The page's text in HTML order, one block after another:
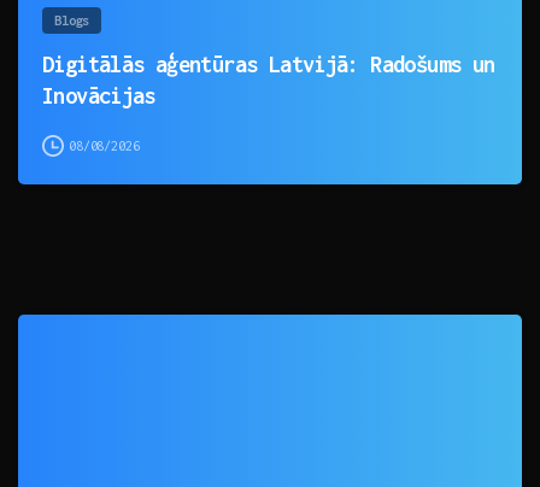
Blogs
Digitālās aģentūras Latvijā: Radošums un
Inovācijas
08/08/2026